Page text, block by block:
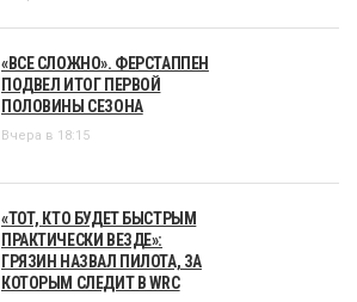
«ВСЕ СЛОЖНО». ФЕРСТАППЕН
ПОДВЕЛ ИТОГ ПЕРВОЙ
ПОЛОВИНЫ СЕЗОНА
Вчера в 18:15
«ТОТ, КТО БУДЕТ БЫСТРЫМ
ПРАКТИЧЕСКИ ВЕЗДЕ»:
ГРЯЗИН НАЗВАЛ ПИЛОТА, ЗА
КОТОРЫМ СЛЕДИТ В WRC